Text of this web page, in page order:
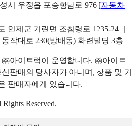
시 우정읍 포승항남로 976 [자동차
인제군 기린면 조침령로 1235-24 ｜
작대로 230(방배동) 화련빌딩 3층
아이트럭이 운영합니다. ㈜아이트
판매의 당사자가 아니며, 상품 및 거
판매자에게 있습니다.
Reserved.